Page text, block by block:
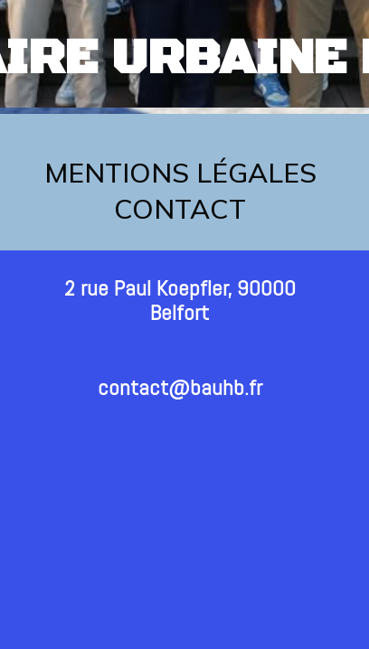
URBAINE
MENTIONS LÉGALES
CONTACT
2 rue Paul Koepfler, 90000
Belfort
contact@bauhb.fr